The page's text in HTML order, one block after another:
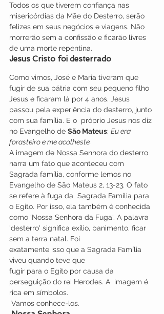
Todos os que tiverem confiança nas
misericórdias da Mãe do Desterro, serão
felizes em seus negócios e viagens. Não
morrerão sem a confissão e ficarão livres
de uma morte repentina.
Jesus Cristo foi desterrado
Como vimos, José e Maria tiveram que
fugir de sua pátria com seu pequeno filho
Jesus e ficaram lá por 4 anos. Jesus
passou pela experiência do desterro, junto
com sua família. E o  próprio Jesus nos diz
no Evangelho de São Mateus: Eu era
forasteiro e me acolheste.
A imagem de Nossa Senhora do desterro
narra um fato que aconteceu com
Sagrada família, conforme lemos no
Evangelho de São Mateus 2, 13-23. O fato
se refere à fuga da  Sagrada Família para
o Egito. Por isso, ela também é conhecida
como 'Nossa Senhora da Fuga'. A palavra
'desterro' significa exílio, banimento, ficar
sem a terra natal. Foi
exatamente isso que a Sagrada Família
viveu quando teve que
fugir para o Egito por causa da
perseguição do rei Herodes. A  imagem é
rica em símbolos.
Vamos conhece-los.